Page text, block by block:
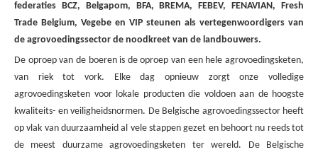
federaties BCZ, Belgapom, BFA, BREMA, FEBEV, FENAVIAN, Fresh
Trade Belgium, Vegebe en VIP steunen als vertegenwoordigers van
de agrovoedingssector de noodkreet van de landbouwers.
De oproep van de boeren is de oproep van een hele agrovoedingsketen,
van riek tot vork. Elke dag opnieuw zorgt onze volledige
agrovoedingsketen voor lokale producten die voldoen aan de hoogste
kwaliteits- en veiligheidsnormen. De Belgische agrovoedingssector heeft
op vlak van duurzaamheid al vele stappen gezet en behoort nu reeds tot
de meest duurzame agrovoedingsketen ter wereld. De Belgische